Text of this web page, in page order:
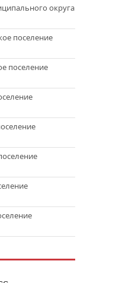
округа
поселение
поселение